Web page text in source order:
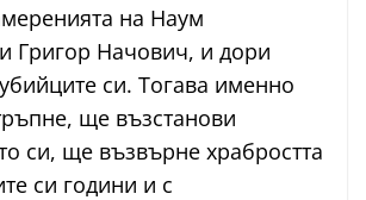
на Наум
Григор Начович, и дори
си. Тогава именно
ще възстанови
си, ще възвърне храбростта
си години и с